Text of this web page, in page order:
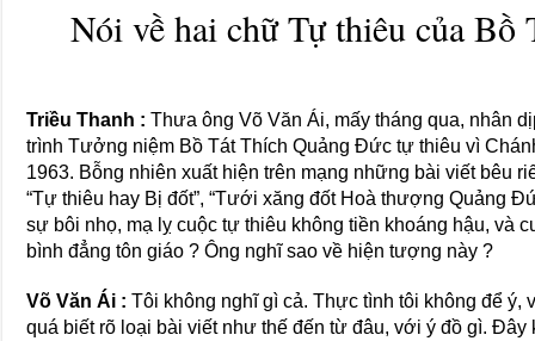
Nói về hai chữ Tự thiêu của
Triều Thanh :Thưa ông Võ Văn Ái, mấy tháng qua, nhân
trình Tưởng niệm Bồ Tát Thích Quảng Đức tự thiêu vì
1963. Bỗng nhiên xuất hiện trên mạng những bài viết bêu
“Tự thiêu hay Bị đốt”, “Tưới xăng đốt Hoà thượng Quảng
sự bôi nhọ, mạ lỵ cuộc tự thiêu không tiền khoáng hậu, và
bình đẳng tôn giáo ? Ông nghĩ sao về hiện tượng này ?
Võ Văn Ái : Tôi không nghĩ gì cả. Thực tình tôi không để ý,
quá biết rõ loại bài viết như thế đến từ đâu, với ý đồ gì.